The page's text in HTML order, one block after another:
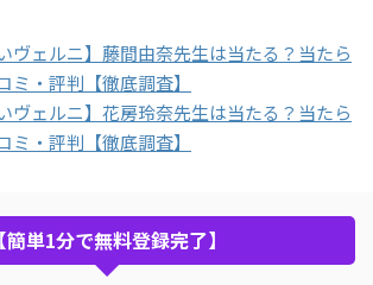
ヴェルニ】藤間由奈先生は当たる？当たら
ミ・評判【徹底調査】
ヴェルニ】花房玲奈先生は当たる？当たら
ミ・評判【徹底調査】
【簡単1分で無料登録完了】